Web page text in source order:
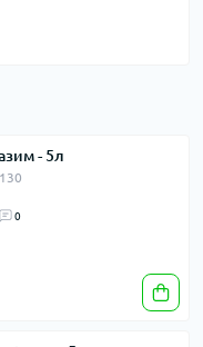
- 5л
0